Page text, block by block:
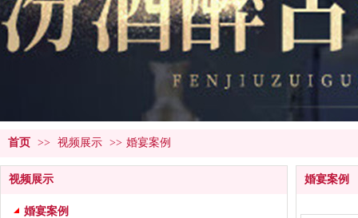
首页 >> 视频展示 >> 婚宴案例
视频展示
婚宴案例
婚宴案例